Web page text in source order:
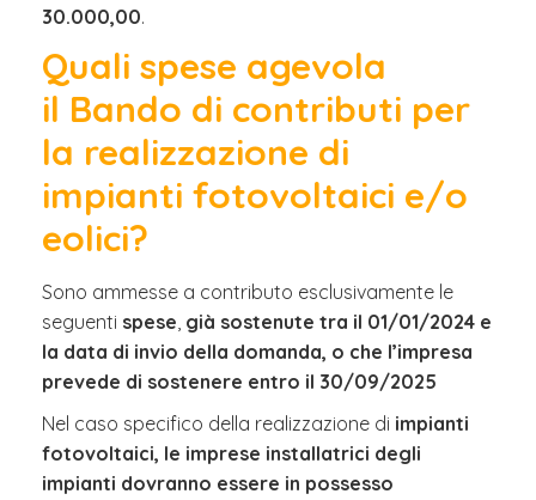
30.000,00.
Quali spese agevola
il Bando di contributi per
la realizzazione di
impianti fotovoltaici e/o
eolici?
Sono ammesse a contributo esclusivamente le
seguenti spese, già sostenute tra il 01/01/2024 e
la data di invio della domanda, o che l’impresa
prevede di sostenere entro il 30/09/2025
Nel caso specifico della realizzazione di impianti
fotovoltaici, le imprese installatrici degli
impianti dovranno essere in possesso